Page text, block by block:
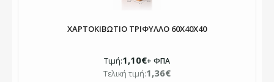
ΧΑΡΤΟΚΙΒΩΤΙΟ ΤΡΙΦΥΛΛΟ 60X40X40
Τιμή:1,10€+ ΦΠΑ
Τελική τιμή:1,36€